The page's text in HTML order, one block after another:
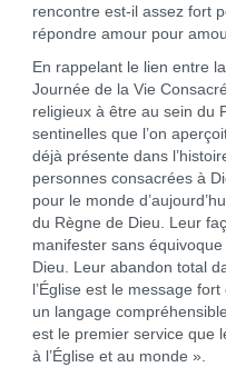
rencontre est-il assez fort
répondre amour pour
En rappelant le lien entre
Journée de la Vie
religieux à être au sein du
sentinelles que l’on
déjà présente dans
personnes consacrées à
pour le monde
du Règne de Dieu. Leur
manifester sans
Dieu. Leur abandon total
l’Église est le message
un langage
est le premier service que
à l’Église et au monde ».